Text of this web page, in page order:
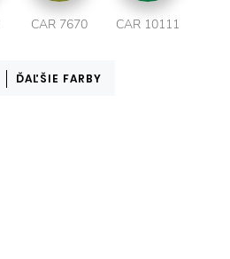
CAR 7670 CAR 10111
ĎAĽŠIE FARBY